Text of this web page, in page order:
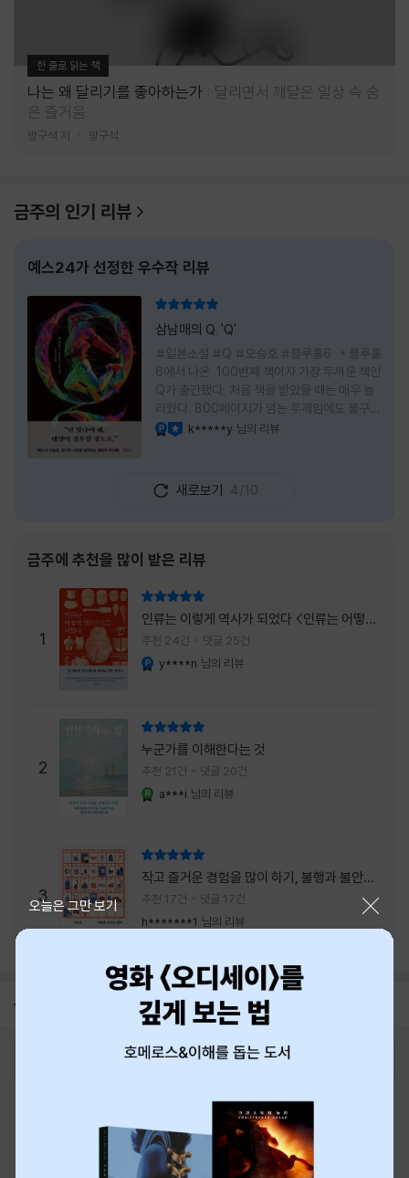
한 줄로 읽는 책
나는 왜 달리기를 좋아하는가
달리면서 깨달은 일상 속 숨
은 즐거움
방구석 저 방구석
금주의 인기 리뷰
예스24가 선정한 우수작 리뷰
삼남매의 Q. 'Q'
#일본소설 #Q #오승호 #블루홀6 * 블루홀
6에서 나온 100번째 책이자 가장 두꺼운 책인
Q가 출간됐다. 처음 책을 받았을 때는 매우 놀
라웠다. 800페이지가 넘는 두께임에도 불구하
고 생각보다 책이 가벼웠다. 여기에 측면을 영
제목이 Q란다. 처음 제목을 봤을 때 나는 질문
을 의미하는 Question을 떠올렸다. 하지만 이
려는 걸까, 아니면 같이 논의를 하자는 걸까 고
개를 갸웃거리며 책을 펴들었다. * 틈만 나면
경적을 울리고 욕을 입에 달고 사는 선배와 일
하고 있는 하치. 히토미 클린이라는 청소업체
직원으로 일하는 그녀가 바라는 것은 그저 고요
한
k*****y 님의 리뷰
새로보기 4/10
금주에 추천을 많이 받은 리뷰
1
인류는 이렇게 역사가 되었다 <인류는 어떻게
역사가 되었나>
추천 24건 댓글 25건
y****n 님의 리뷰
2
누군가를 이해한다는 것
추천 21건 댓글 20건
a***i 님의 리뷰
3
작고 즐거운 경험을 많이 하기, 불행과 불안을
회피하지 말기, 그리고 좋은 사람을 많이 만나
기.
추천 17건
댓글 17건
h*******1 님의 리뷰
공지 8월 신용카드 무이자할부 안내
오늘은 그만 보기
최근 본 상품
티켓 1544-6399
중고샵 1566-4295
eBook 1:1문의/채팅상담
예스이십사(주) 사업자 정보
이용약관
개인정보처리방침 청소년보호정책